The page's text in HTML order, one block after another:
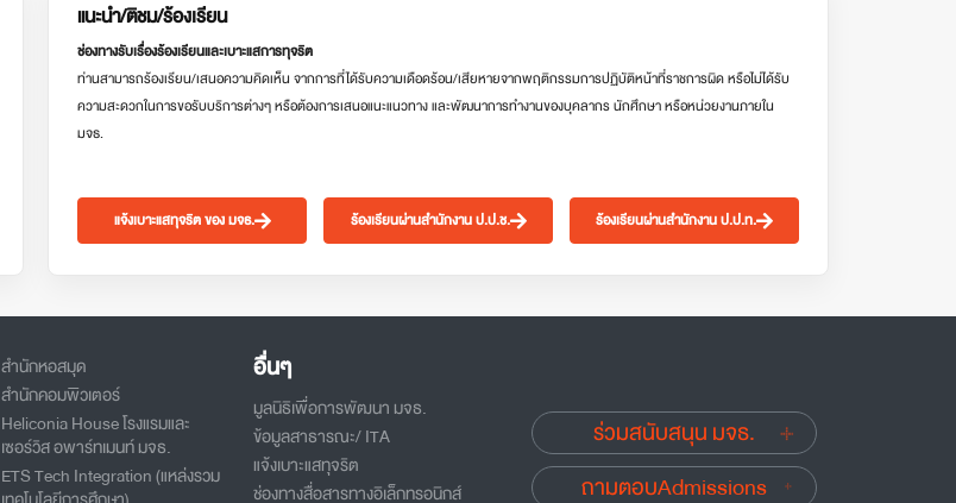
แนะนำ/ติชม/ร้องเรียน
ช่องทางรับเรื่องร้องเรียนและเบาะแสการทุจริต
ท่านสามารถร้องเรียน/เสนอความคิดเห็น จากการที่ได้รับความเดือดร้อน/เสียหายจากพฤติกรรมการปฏิบัติหน้าที่ราชการผิด หรือไม่ได้รับ
ความสะดวกในการขอรับบริการต่างๆ หรือต้องการเสนอแนะแนวทาง และพัฒนาการทำงานของบุคลากร นักศึกษา หรือหน่วยงานภายใน
มจธ.
แจ้งเบาะแสทุจริต ของ มจธ. ร้องเรียนผ่านสำนักงาน ป.ป.ช. ร้องเรียนผ่านสำนักงาน ป.ป.ท.
สำนักหอสมุด
สำนักคอมพิวเตอร์
Heliconia House โรงแรมและ
เซอร์วิส อพาร์ทเมนท์ มจธ.
ETS Tech Integration (แหล่งรวม
อื่นๆ
มูลนิธิเพื่อการพัฒนา มจธ.
ข้อมูลสาธารณะ/ ITA
แจ้งเบาะแสทุจริต
ช่องทางสื่อสารทางอิเล็กทรอนิกส์
ร่วมสนับสนุน มจธ.
ถามตอบAdmissions